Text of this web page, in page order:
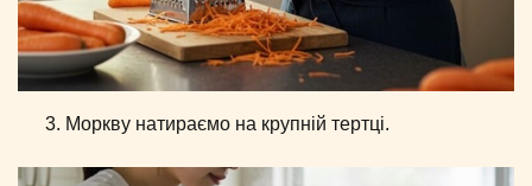
Моркву натираємо на крупній тертці.